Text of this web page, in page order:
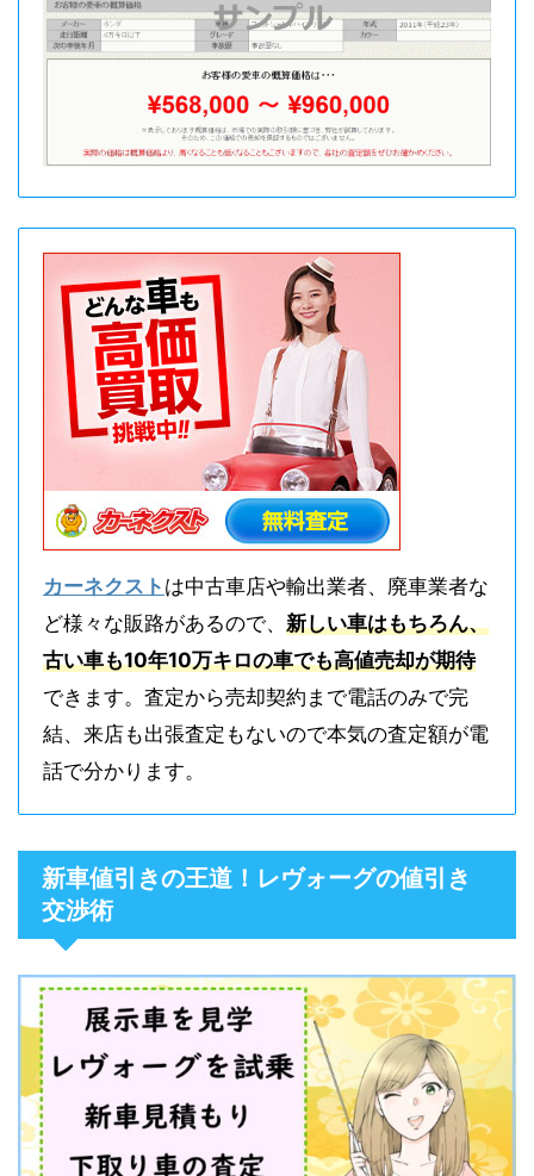
カーネクスト は中古車店や輸出業者、廃車業者な
ど様々な販路があるので、 新しい車はもちろん、
古い車も10年10万キロの車でも高値売却が期待
できます。査定から売却契約まで電話のみで完
結、来店も出張査定もないので本気の査定額が電
話で分かります。
新車値引きの王道！レヴォーグの値引き
交渉術